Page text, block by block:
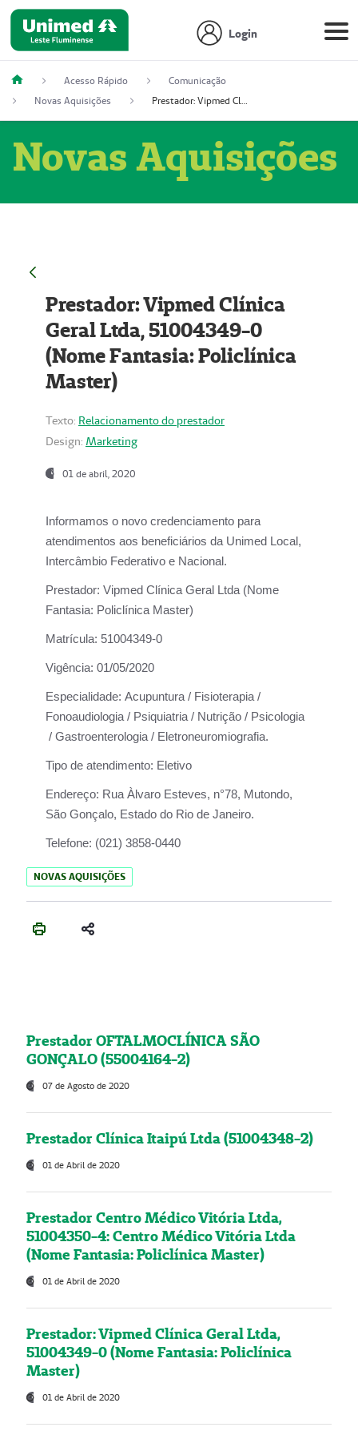
Login
Acesso Rápido
Comunicação
Novas Aquisições
Prestador: Vipmed Clínica Geral Ltda, 51004349-0 (Nome Fantasia: Policlínica Master)
Novas Aquisições
Prestador: Vipmed Clínica
Geral Ltda, 51004349-0
(Nome Fantasia: Policlínica
Master)
Texto: Relacionamento do prestador
Design: Marketing
01 de abril, 2020
Informamos o novo credenciamento para
atendimentos aos beneficiários da Unimed Local,
Intercâmbio Federativo e Nacional.
Prestador: Vipmed Clínica Geral Ltda (Nome
Fantasia: Policlínica Master)
Matrícula: 51004349-0
Vigência: 01/05/2020
Especialidade: Acupuntura / Fisioterapia /
Fonoaudiologia / Psiquiatria / Nutrição / Psicologia
/ Gastroenterologia / Eletroneuromiografia.
Tipo de atendimento: Eletivo
Endereço: Rua Àlvaro Esteves, n°78, Mutondo,
São Gonçalo, Estado do Rio de Janeiro.
Telefone: (021) 3858-0440
NOVAS AQUISIÇÕES
Prestador OFTALMOCLÍNICA SÃO
GONÇALO (55004164-2)
07 de Agosto de 2020
Prestador Clínica Itaipú Ltda (51004348-2)
01 de Abril de 2020
Prestador Centro Médico Vitória Ltda,
51004350-4: Centro Médico Vitória Ltda
(Nome Fantasia: Policlínica Master)
01 de Abril de 2020
Prestador: Vipmed Clínica Geral Ltda,
51004349-0 (Nome Fantasia: Policlínica
Master)
01 de Abril de 2020